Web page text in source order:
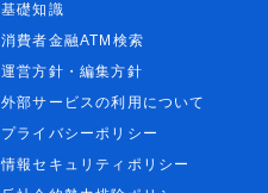
基礎知識
消費者金融ATM検索
運営方針・編集方針
外部サービスの利用について
プライバシーポリシー
情報セキュリティポリシー